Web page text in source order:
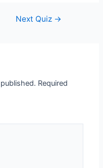
Next Quiz →
Required